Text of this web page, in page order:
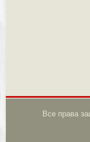
Все права